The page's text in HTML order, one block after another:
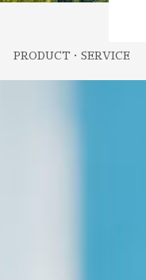
PRODUCT・SERVICE